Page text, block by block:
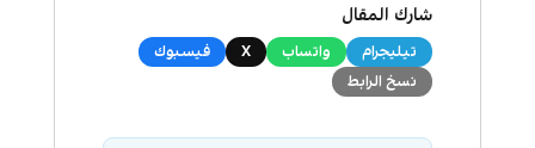
شارك المقال
تيليجرام واتساب X
فيسبوك
نسخ الرابط